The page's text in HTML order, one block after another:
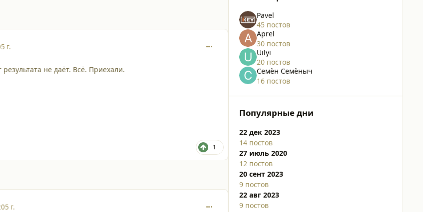
5 г. comment_25756
не даёт. Всё. Приехали.
1
5 г. comment_25820
Pavel
45 постов
Aprel
30 постов
Uilyi
20 постов
Семён Семёныч
16 постов
Популярные дни
22 дек 2023
14 постов
27 июль 2020
12 постов
20 сент 2023
9 постов
22 авг 2023
9 постов